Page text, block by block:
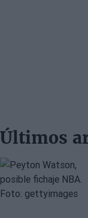
Últimos